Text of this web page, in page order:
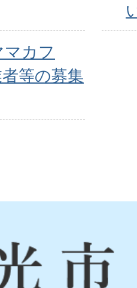
マカフ
等の募集